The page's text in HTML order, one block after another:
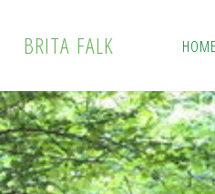
naar
inhoud
BRITA FALK HOME